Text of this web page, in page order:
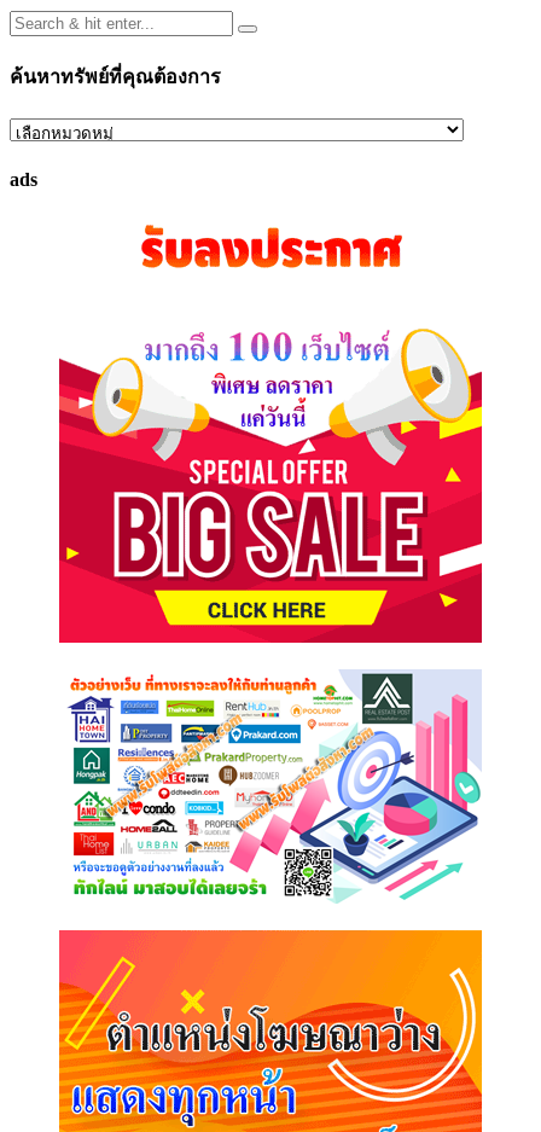
ค้นหาทรัพย์ที่คุณต้องการ
ค้นหา
ที่
ads